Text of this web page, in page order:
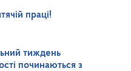
праці!
тиждень
починаються з